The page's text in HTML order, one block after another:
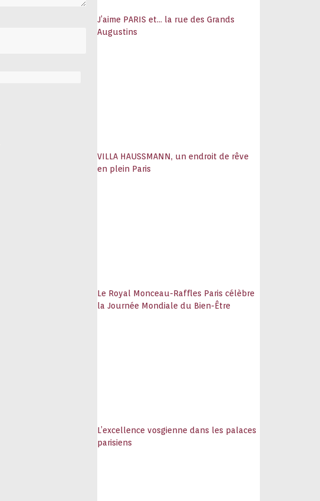
J’aime PARIS et… la rue des Grands
Augustins
VILLA HAUSSMANN, un endroit de rêve
en plein Paris
Le Royal Monceau-Raffles Paris célèbre
la Journée Mondiale du Bien-Être
L’excellence vosgienne dans les palaces
parisiens